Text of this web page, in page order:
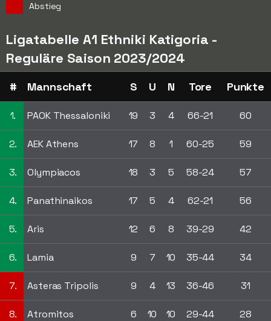
Abstieg
Ligatabelle A1 Ethniki Katigoria -
Reguläre Saison 2023/2024
# Mannschaft S U N Tore Punkte
1. PAOK Thessaloniki 19 3 4 66-21 60
2. AEK Athens 17 8 1 60-25 59
3. Olympiacos 18 3 5 58-24 57
4. Panathinaikos 17 5 4 62-21 56
5. Aris 12 6 8 39-29 42
6. Lamia 9 7 10 35-44 34
7. Asteras Tripolis 9 4 13 36-46 31
8. Atromitos 6 10 10 29-44 28